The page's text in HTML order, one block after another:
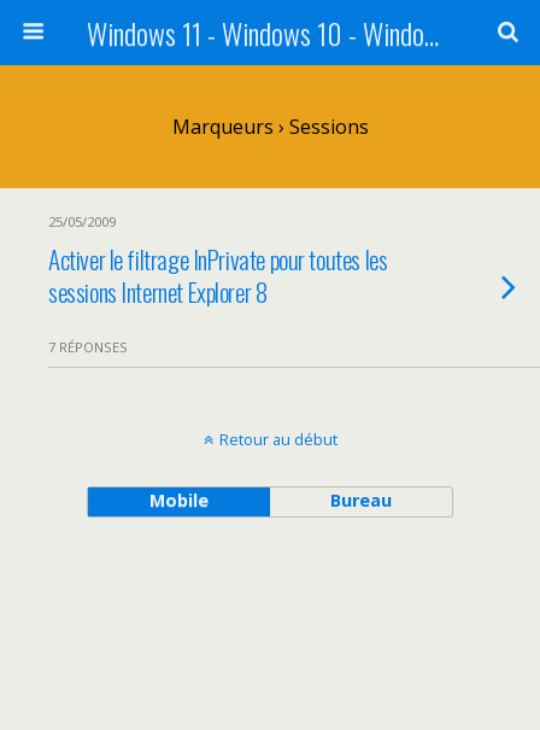
Windows 11 - Windows 10 - Windows 8 - Windows 7 - VISTA
Marqueurs › Sessions
25/05/2009
Activer le filtrage InPrivate pour toutes les
sessions Internet Explorer 8
7 RÉPONSES
Retour au début
Mobile Bureau